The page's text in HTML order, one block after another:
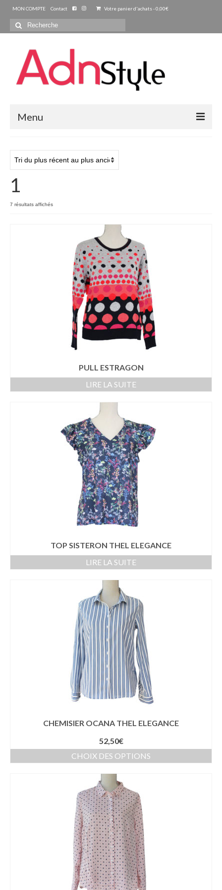
MON COMPTE Contact Votre panier d'achats-0,00€
Rechercher
:
Menu
PRET A PORTER
Blouse – Chemise – Tunique
Laine & Soie
Gilet – Pull
Jupe – Short
Pantalon – Pantacourt
Robe – Combinaison
Veste – Manteau – Coupe vent
Collants
GRANDES TAILLES
ACCESSOIRES
BERMUDA – SHORT
BLOUSON – VESTE
PANTALON
CHEMISE
SWEAT
T-SHIRT
BIJOUX
CARTES CADEAUX
CHAUSSETTES
ACCESSOIRES
SAC A MAIN
SORUKA
WOOMEN VEGAN
FRAGANCES & COSMETIQUES
AUTOUR DU BAIN
1
7 résultats affichés
PULL ESTRAGON
LIRE LA SUITE
TOP SISTERON THEL ELEGANCE
LIRE LA SUITE
CHEMISIER OCANA THEL ELEGANCE
52,50€
CHOIX DES OPTIONS